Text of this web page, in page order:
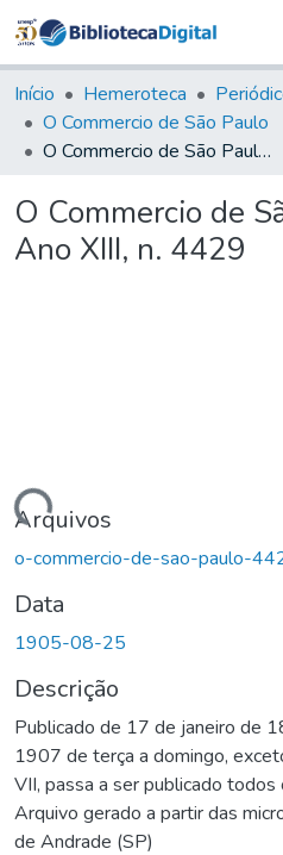
&
Tudo
Início Hemeroteca
O Commercio de São Paulo
O Commercio de São Paulo, 1905, Ano XIII, n. 4429
O Commercio de
Ano XIII, n. 4429
Arquivos
o-commercio-de-sao-paulo-
Data
1905-08-25
Descrição
Publicado de 17 de janeiro de
1907 de terça a domingo,
VII, passa a ser publicado todos
Arquivo gerado a partir das
de Andrade (SP)